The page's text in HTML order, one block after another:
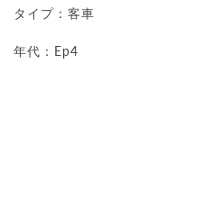
タイプ：客車
年代：Ep4